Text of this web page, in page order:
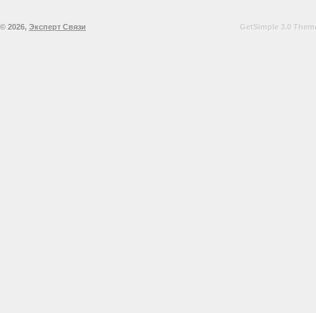
© 2026, Эксперт Связи GetSimple 3.0